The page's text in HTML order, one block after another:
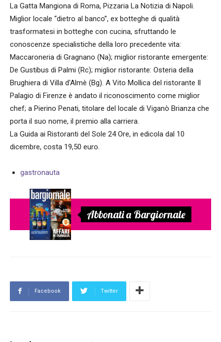
La Gatta Mangiona di Roma, Pizzaria La Notizia di Napoli.
Miglior locale “dietro al banco”, ex botteghe di qualità
trasformatesi in botteghe con cucina, sfruttando le
conoscenze specialistiche della loro precedente vita:
Maccaroneria di Gragnano (Na); miglior ristorante emergente:
De Gustibus di Palmi (Rc); miglior ristorante: Osteria della
Brughiera di Villa d'Almè (Bg). A Vito Mollica del ristorante Il
Palagio di Firenze è andato il riconoscimento come miglior
chef; a Pierino Penati, titolare del locale di Viganò Brianza che
porta il suo nome, il premio alla carriera.
La Guida ai Ristoranti del Sole 24 Ore, in edicola dal 10
dicembre, costa 19,50 euro.
gastronauta
Abbonati a Bargiornale
Facebook Twitter